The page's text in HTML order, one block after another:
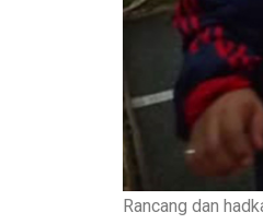
Rancang dan